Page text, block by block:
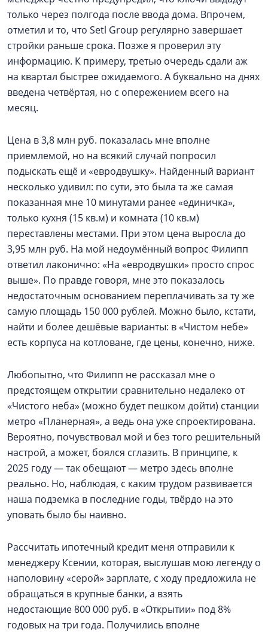
только через полгода после ввода дома. Впрочем,
отметил и то, что Setl Group регулярно завершает
стройки раньше срока. Позже я проверил эту
информацию. К примеру, третью очередь сдали аж
на квартал быстрее ожидаемого. А буквально на днях
введена четвёртая, но с опережением всего на
месяц.
Цена в 3,8 млн руб. показалась мне вполне
приемлемой, но на всякий случай попросил
подыскать ещё и «евродвушку». Найденный вариант
несколько удивил: по сути, это была та же самая
показанная мне 10 минутами ранее «единичка»,
только кухня (15 кв.м) и комната (10 кв.м)
переставлены местами. При этом цена выросла до
3,95 млн руб. На мой недоумённый вопрос Филипп
ответил лаконично: «На «евродвушки» просто спрос
выше». По правде говоря, мне это показалось
недостаточным основанием переплачивать за ту же
самую площадь 150 000 рублей. Можно было, кстати,
найти и более дешёвые варианты: в «Чистом небе»
есть корпуса на котловане, где цены, конечно, ниже.
Любопытно, что Филипп не рассказал мне о
предстоящем открытии сравнительно недалеко от
«Чистого неба» (можно будет пешком дойти) станции
метро «Планерная», а ведь она уже спроектирована.
Вероятно, почувствовал мой и без того решительный
настрой, а может, боялся сглазить. В принципе, к
2025 году — так обещают — метро здесь вполне
реально. Но, наблюдая, с каким трудом развивается
наша подземка в последние годы, твёрдо на это
уповать было бы наивно.
Рассчитать ипотечный кредит меня отправили к
менеджеру Ксении, которая, выслушав мою легенду о
наполовину «серой» зарплате, с ходу предложила не
обращаться в крупные банки, а взять
недостающие 800 000 руб. в «Открытии» под 8%
годовых на три года. Получились вполне